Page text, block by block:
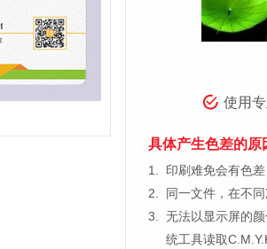
使用
具体产生色差的原
1.
印刷难免会有色
2.
同一文件，在不
3. 无法以显示屏的
统工具读取